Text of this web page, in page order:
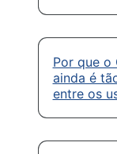
Por que o
ainda é
entre os